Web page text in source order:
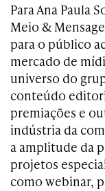
Para Ana Paula
Meio &
para o público
mercado de
universo do
conteúdo
premiações e
indústria da
a amplitude da
projetos
como webinar,